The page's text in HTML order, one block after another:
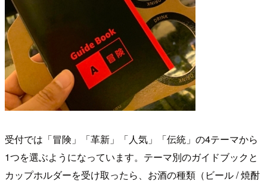
受付では「冒険」「革新」「人気」「伝統」の4テーマから
1つを選ぶようになっています。テーマ別のガイドブックと
カップホルダーを受け取ったら、お酒の種類（ビール / 焼酎